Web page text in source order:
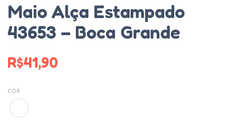
Maio Alça Estampado
43653 – Boca Grande
R$41,90
COR